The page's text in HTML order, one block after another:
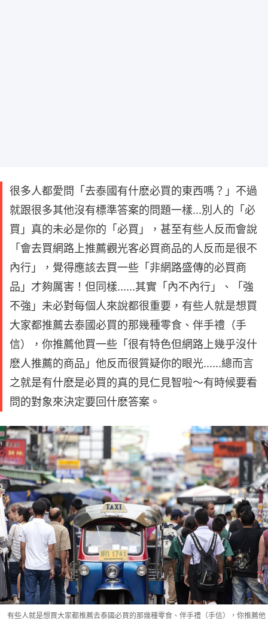
很多人都愛問「去泰國有什麽必買的東西嗎？」不過
就跟很多其他沒有標準答案的問題一樣...別人的「必
買」真的未必是你的「必買」，甚至有些人反而會說
「會去買網路上推薦觀光客必買商品的人反而是很不
內行」，覺得應該去買一些「非網路盛傳的必買商
品」才夠厲害！但同樣......其實「內不內行」、「強
不強」未必對每個人來說都很重要，有些人就是想買
大家都推薦去泰國必買的那幾種零食、伴手禮（手
信），你推薦他買一些「很有特色但網路上幾乎沒什
麽人推薦的商品」他反而很質疑你的眼光......總而言
之就是有什麽是必買的真的見仁見智啦～有時候要看
問的對象來決定要回什麽答案。
有些人就是想買大家都推薦去泰國必買的那幾種零食、伴手禮（手信），你推薦他